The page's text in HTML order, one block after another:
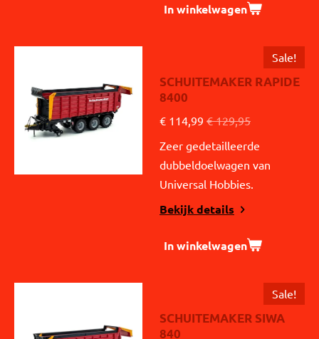
In winkelwagen
Sale!
SCHUITEMAKER RAPIDE
8400
€ 114,99 € 129,95
Zeer gedetailleerde
dubbeldoelwagen van
Universal Hobbies.
Bekijk details
In winkelwagen
Sale!
SCHUITEMAKER SIWA
840